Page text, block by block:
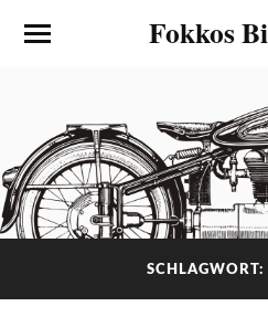
Fokkos
SCHLAGWORT: